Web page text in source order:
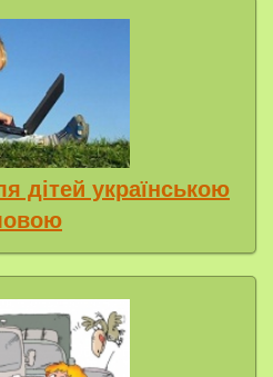
дітей українською